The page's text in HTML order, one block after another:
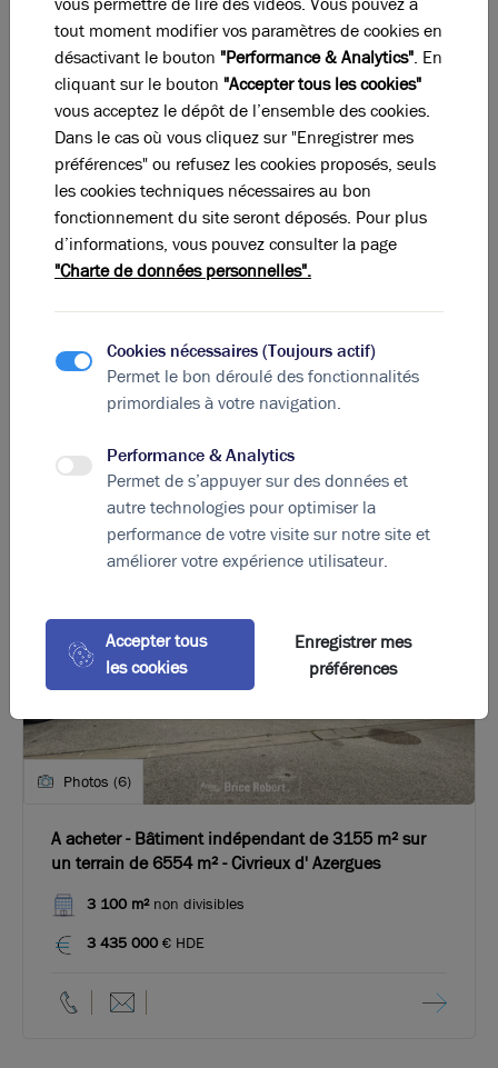
Photos (4)
A acheter - Bâtiment d'activités de 1680 m² sur son
terrain de 3200 m² - Civrieux d'Azergues
1 680 m²non divisibles
Photos (6)
A acheter - Bâtiment indépendant de 3155 m² sur
un terrain de 6554 m² - Civrieux d' Azergues
3 100 m²non divisibles
3 435 000 € HDE
tout moment modifier vos paramètres de cookies en
désactivant le bouton "Performance & Analytics". En
cliquant sur le bouton "Accepter tous les cookies"
vous acceptez le dépôt de l’ensemble des cookies.
Dans le cas où vous cliquez sur "Enregistrer mes
préférences" ou refusez les cookies proposés, seuls
les cookies techniques nécessaires au bon
fonctionnement du site seront déposés. Pour plus
d’informations, vous pouvez consulter la page
"Charte de données personnelles".
Cookies nécessaires (Toujours actif)
Permet le bon déroulé des fonctionnalités
primordiales à votre navigation.
Performance & Analytics
Permet de s’appuyer sur des données et
autre technologies pour optimiser la
performance de votre visite sur notre site et
améliorer votre expérience utilisateur.
Accepter tous
les cookies
Enregistrer mes
préférences